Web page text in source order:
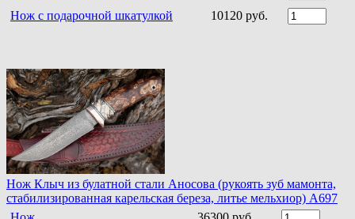
Нож с подарочной шкатулкой
10120 руб.
Нож Клыч из булатной стали Аносова (рукоять зуб мамонта,
стабилизированная карельская береза, литье мельхиор) A697